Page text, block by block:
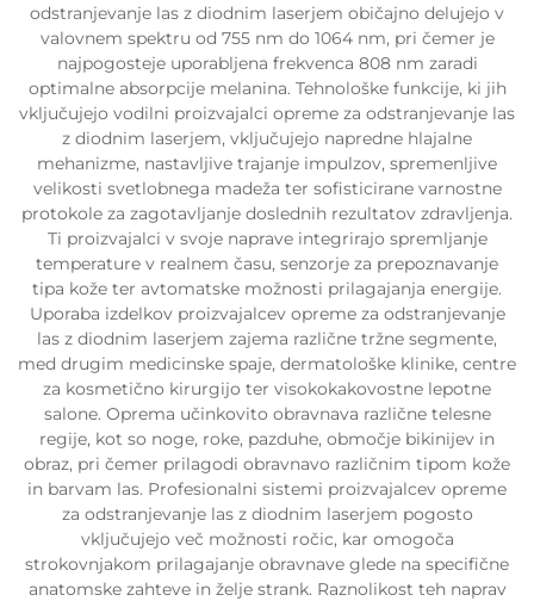
odstranjevanje las z diodnim laserjem običajno delujejo v
valovnem spektru od 755 nm do 1064 nm, pri čemer je
najpogosteje uporabljena frekvenca 808 nm zaradi
optimalne absorpcije melanina. Tehnološke funkcije, ki jih
vključujejo vodilni proizvajalci opreme za odstranjevanje las
z diodnim laserjem, vključujejo napredne hlajalne
mehanizme, nastavljive trajanje impulzov, spremenljive
velikosti svetlobnega madeža ter sofisticirane varnostne
protokole za zagotavljanje doslednih rezultatov zdravljenja.
Ti proizvajalci v svoje naprave integrirajo spremljanje
temperature v realnem času, senzorje za prepoznavanje
tipa kože ter avtomatske možnosti prilagajanja energije.
Uporaba izdelkov proizvajalcev opreme za odstranjevanje
las z diodnim laserjem zajema različne tržne segmente,
med drugim medicinske spaje, dermatološke klinike, centre
za kosmetično kirurgijo ter visokokakovostne lepotne
salone. Oprema učinkovito obravnava različne telesne
regije, kot so noge, roke, pazduhe, območje bikinijev in
obraz, pri čemer prilagodi obravnavo različnim tipom kože
in barvam las. Profesionalni sistemi proizvajalcev opreme
za odstranjevanje las z diodnim laserjem pogosto
vključujejo več možnosti ročic, kar omogoča
strokovnjakom prilagajanje obravnave glede na specifične
anatomske zahteve in želje strank. Raznolikost teh naprav